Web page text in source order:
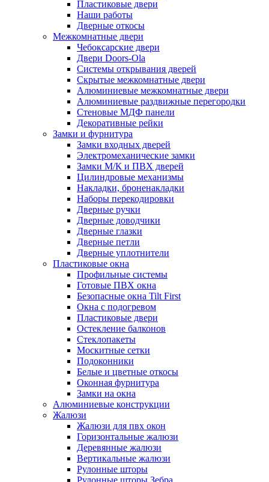
Пластиковые двери
Наши работы
Дверные откосы
Межкомнатные двери
Чебоксарские двери
Двери Doors-Ola
Системы открывания дверей
Скрытые межкомнатные двери
Алюминиевые межкомнатные двери
Алюминиевые раздвижные перегородки
Стеновые МДФ панели
Декоративные рейки
Замки и фурнитура
Замки входных дверей
Электромеханические замки
Замки М/К и ПВХ дверей
Цилиндровые механизмы
Накладки, броненакладки
Наборы перекодировки
Дверные ручки
Дверные доводчики
Дверные глазки
Дверные петли
Дверные уплотнители
Пластиковые окна
Профильные системы
Готовые ПВХ окна
Безопасные окна Tilt First
Окна с подогревом
Пластиковые двери
Остекление балконов
Стеклопакеты
Москитные сетки
Подоконники
Белые и цветные откосы
Оконная фурнитура
Замки на окна
Алюминиевые конструкции
Жалюзи
Жалюзи для пвх окон
Горизонтальные жалюзи
Деревянные жалюзи
Вертикальные жалюзи
Рулонные шторы
Рулонные шторы Зебра